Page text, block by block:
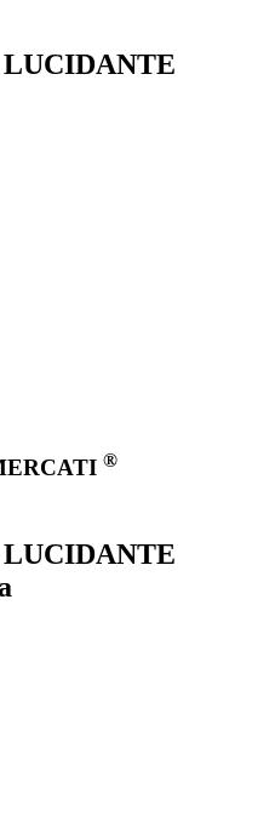
LUCIDANTE
®
LUCIDANTE